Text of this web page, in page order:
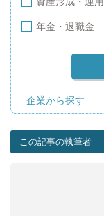
年金・退職金
企業から探す
この記事の執筆者